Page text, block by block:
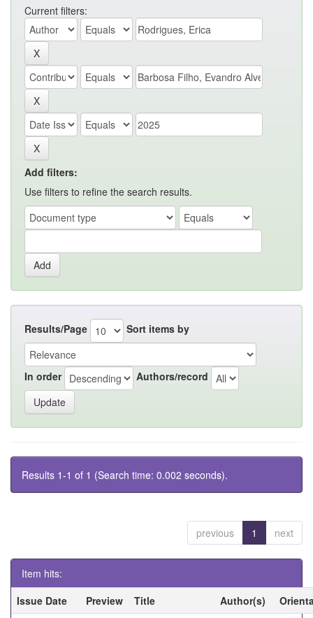
Current filters:
Add filters:
Use filters to refine the search results.
Results/Page Sort items by
In order Authors/record
Results 1-1 of 1 (Search time: 0.002 seconds).
previous 1 next
Item hits:
Issue Date
Preview Title Author(s)